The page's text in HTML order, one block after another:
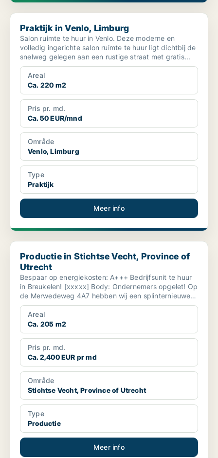
Praktijk in Venlo, Limburg
Praktijk in Venlo, Limburg
Salon ruimte te huur in Venlo. Deze moderne en
volledig ingerichte salon ruimte te huur ligt dichtbij de
snelweg gelegen aan een rustige straat met gratis...
Areal
Ca. 220 m2
Pris pr. md.
Ca. 50 EUR/mnd
Område
Venlo, Limburg
Type
Praktijk
Meer info
Productie in Stichtse Vecht, Province of Utrecht
Productie in Stichtse Vecht, Province of
Utrecht
Bespaar op energiekosten: A+++ Bedrijfsunit te huur
in Breukelen! [xxxxx] ​Body: Ondernemers opgelet! Op
de Merwedeweg 4A7 hebben wij een splinternieuwe
...
Areal
Ca. 205 m2
Pris pr. md.
Ca. 2,400 EUR pr md
Område
Stichtse Vecht, Province of Utrecht
Type
Productie
Meer info